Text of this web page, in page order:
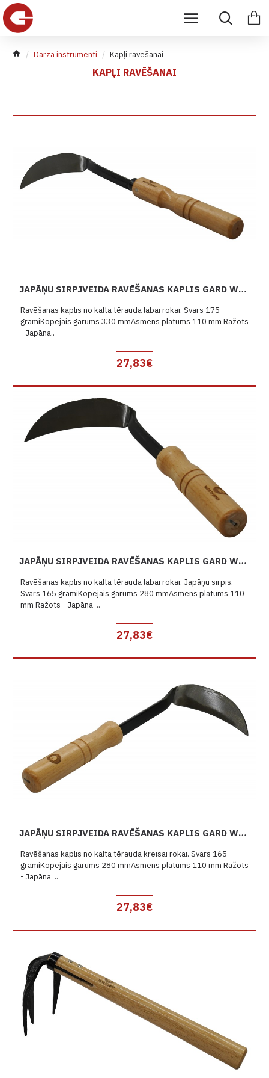
Dārza instrumenti Kapļi ravēšanai
KAPĻI RAVĒŠANAI
JAPĀŅU SIRPJVEIDA RAVĒŠANAS KAPLIS GARD W1 LABAI ROKAI
Ravēšanas kaplis no kalta tērauda labai rokai. Svars 175
gramiKopējais garums 330 mmAsmens platums 110 mm Ražots
- Japāna..
27,83€
JAPĀŅU SIRPJVEIDA RAVĒŠANAS KAPLIS GARD W1S LABAI ROKAI
Ravēšanas kaplis no kalta tērauda labai rokai. Japāņu sirpis.
Svars 165 gramiKopējais garums 280 mmAsmens platums 110
mm Ražots - Japāna ..
27,83€
JAPĀŅU SIRPJVEIDA RAVĒŠANAS KAPLIS GARD W1SL KREISAI ROKAI
Ravēšanas kaplis no kalta tērauda kreisai rokai. Svars 165
gramiKopējais garums 280 mmAsmens platums 110 mm Ražots
- Japāna ..
27,83€